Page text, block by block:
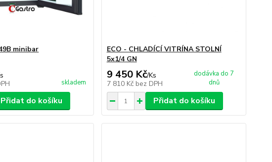
minibar
skladem
Přidat do košíku
ECO - CHLADÍCÍ VITRÍNA STOLNÍ
5x1/4 GN
9 450 Kč/Ks
7 810 Kč bez DPH
dodávka do 7
dnů
Přidat do košíku